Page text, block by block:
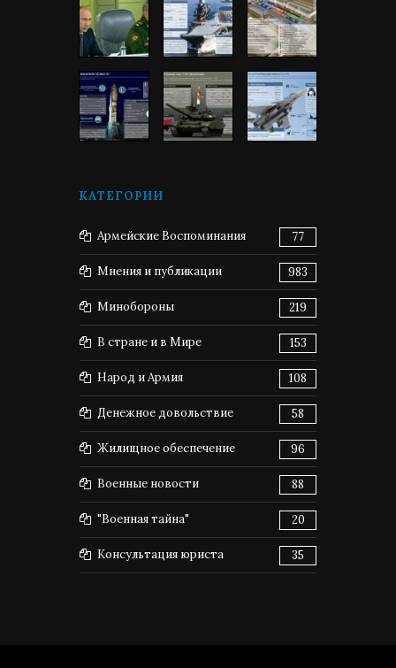
КАТЕГОРИИ
Армейские Воспоминания 77
Мнения и публикации 983
Минобороны 219
В стране и в Мире 153
Народ и Армия 108
Денежное довольствие 58
Жилищное обеспечение 96
Военные новости 88
"Военная тайна" 20
Консультация юриста 35